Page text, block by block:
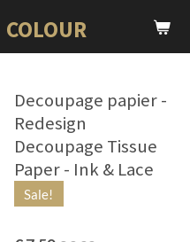
COLOUR
Decoupage papier -
Redesign
Decoupage Tissue
Paper - Ink & Lace
Sale!